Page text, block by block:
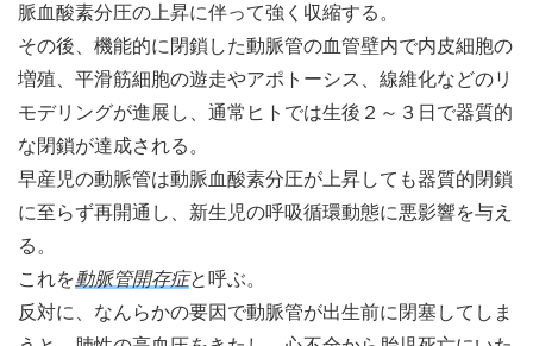
脈血酸素分圧の上昇に伴って強く収縮する。
その後、機能的に閉鎖した動脈管の血管壁内で内皮細胞の
増殖、平滑筋細胞の遊走やアポトーシス、線維化などのリ
モデリングが進展し、通常ヒトでは生後２～３日で器質的
な閉鎖が達成される。
早産児の動脈管は動脈血酸素分圧が上昇しても器質的閉鎖
に至らず再開通し、新生児の呼吸循環動態に悪影響を与え
る。
これを動脈管開存症と呼ぶ。
反対に、なんらかの要因で動脈管が出生前に閉塞してしま